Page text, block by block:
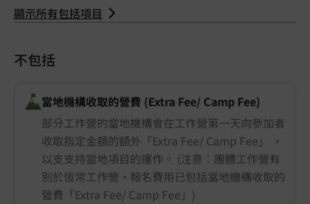
顯示所有包括項目
不包括
當地機構收取的營費 (Extra Fee/ Camp Fee)
部分工作營的當地機構會在工作營第一天向參加者
收取指定金額的額外「Extra Fee/ Camp Fee」 ，
以支支持當地項目的運作。 (注意：團體工作營有
別於恆常工作營，報名費用已包括當地機構收取的
營費「Extra Fee/ Camp Fee」)